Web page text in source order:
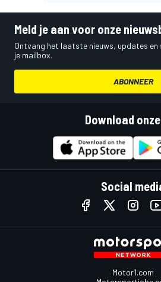
Meld je aan voor onze
Ontvang het laatste nieuws, updates
je mailbox.
ABONNEER
Download
Social
Motor1.com